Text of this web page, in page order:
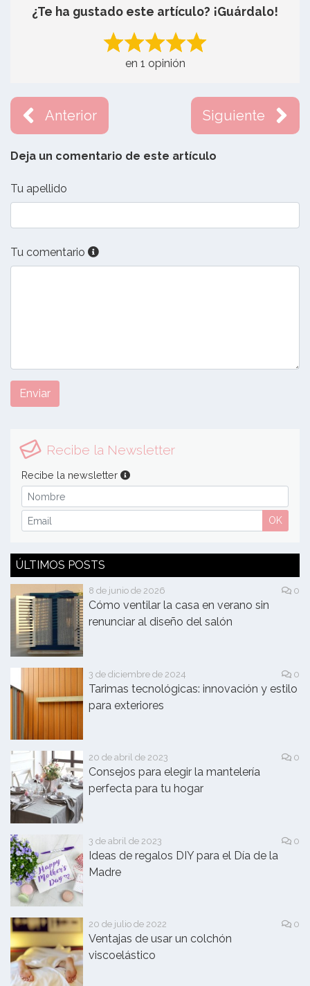
¿Te ha gustado este artículo? ¡Guárdalo!
en 1 opinión
Anterior Siguiente
Deja un comentario de este artículo
Tu apellido
Tu comentario
Enviar
Recibe la Newsletter
Recibe la newsletter
OK
ÚLTIMOS POSTS
8 de junio de 2026 0
Cómo ventilar la casa en verano sin
renunciar al diseño del salón
3 de diciembre de 2024 0
Tarimas tecnológicas: innovación y estilo
para exteriores
20 de abril de 2023 0
Consejos para elegir la mantelería
perfecta para tu hogar
3 de abril de 2023 0
Ideas de regalos DIY para el Día de la
Madre
20 de julio de 2022 0
Ventajas de usar un colchón
viscoelástico